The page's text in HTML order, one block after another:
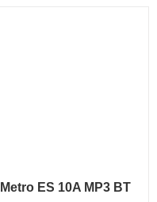
Metro ES 10A MP3 BT